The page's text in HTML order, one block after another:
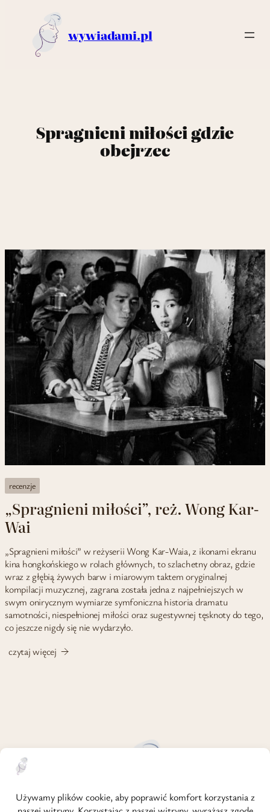
wywiadami.pl
Spragnieni miłości gdzie
obejrzec
recenzje
„Spragnieni miłości”, reż. Wong Kar-
Wai
„Spragnieni miłości” w reżyserii Wong Kar-Waia, z ikonami ekranu
kina hongkońskiego w rolach głównych, to szlachetny obraz, gdzie
wraz z głębią żywych barw i miarowym taktem oryginalnej
kompilacji muzycznej, zagrana została jedna z najpełniejszych w
swym onirycznym wymiarze symfoniczna historia dramatu
samotności, niespełnionej miłości oraz sugestywnej tęsknoty do tego,
co jeszcze nigdy się nie wydarzyło.
czytaj więcej